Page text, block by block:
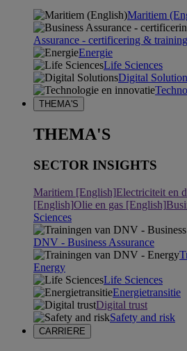
Maritiem
Assurance - certificering & training
Energie
Life Sciences
Digital
THEMA'S
THEMA'S
SECTOR INSIGHTS
Maritiem [English]Electriciteit en
[English]Olie en gas [English]
Sciences
DNV - Business Assurance
Energy
Life Sciences
Energietransitie
Digital trust
Safety and risk
CARRIERE